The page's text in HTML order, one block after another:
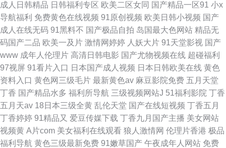
成人日韩精品 日韩福利专区 欧美二区女同 国产精品一区91 小x
导航福利 免费黄色在线视频 91原创视频 欧美日韩小视频 国产
成人在线无码 91黑料不 国产极品自拍 岛国最大色网站 精品无
码国产二品 欧美一及片 激情网婷婷 人妖大片 91天堂影视 国产
www 成年人伦理片 高清日韩电影 国产尤物视频在线 超碰福利
97视屏 91看片入口 日本国产成人视频 日本日韩欧美在线 黄色
资料入口 黄色网三级毛片 最新黄色av 麻豆影院免费 五月天堂
丁香 国产精品水多 福利所导航 三级视频网站J 51福利影院 丁香
五月天av 18日本三级全黄 乱伦天堂 国产在线短视频 丁香五月
丁香婷婷 91精品又 爱豆传媒下载 丁香九月国产主播 美女网站
视频黄 A片com 美女福利在线观看 狼人激情网 伦理片香港 极品
福利导航 黄色三级最新免费 91嫩草国产 午夜成年人网站 免费